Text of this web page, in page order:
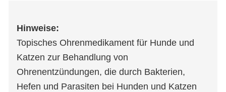
Hinweise:
Topisches Ohrenmedikament für Hunde und
Katzen zur Behandlung von
Ohrenentzündungen, die durch Bakterien,
Hefen und Parasiten bei Hunden und Katzen